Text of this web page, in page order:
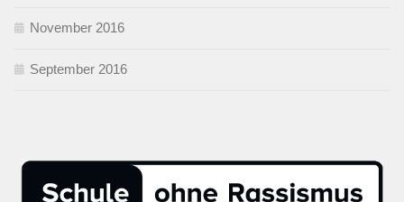
November 2016
September 2016